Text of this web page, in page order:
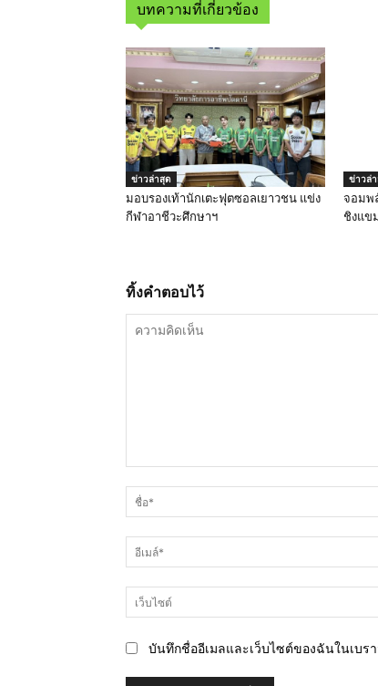
บทความที่เกี่ยวข้อง
ข่าวล่าสุด
มอบรองเท้านักเตะฟุตซอลเยาวชน แข่ง
กีฬาอาชีวะศึกษาฯ
ข่าวล่
จอมพ
ชิงแข
ทิ้งคำตอบไว้
คิด
เห็น
บันทึกชื่ออีเมลและเว็บไซต์ของฉันในเบ